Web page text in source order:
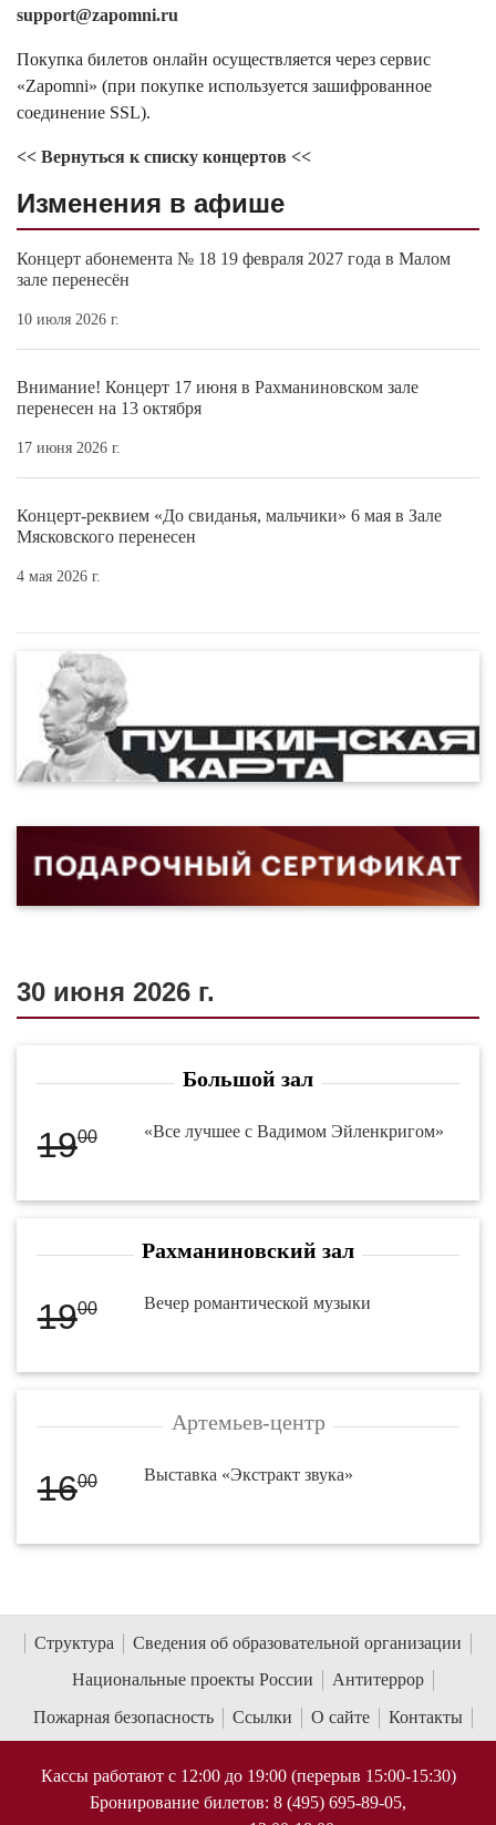
support@zapomni.ru
Покупка билетов онлайн осуществляется через сервис
«Zapomni» (при покупке используется зашифрованное
соединение SSL).
<< Вернуться к списку концертов <<
Изменения в афише
Концерт абонемента № 18 19 февраля 2027 года в Малом
зале перенесён
10 июля 2026 г.
Внимание! Концерт 17 июня в Рахманиновском зале
перенесен на 13 октября
17 июня 2026 г.
Концерт-реквием «До свиданья, мальчики» 6 мая в Зале
Мясковского перенесен
4 мая 2026 г.
30 июня 2026 г.
Большой зал
1900 «Все лучшее с Вадимом Эйленкригом»
Рахманиновский зал
1900 Вечер романтической музыки
Артемьев-центр
1600 Выставка «Экстракт звука»
Структура
Сведения об образовательной организации
Национальные проекты России
Антитеррор
Пожарная безопасность
Ссылки О сайте Контакты
Кассы работают с 12:00 до 19:00 (перерыв 15:00-15:30)
Бронирование билетов: 8 (495) 695-89-05,